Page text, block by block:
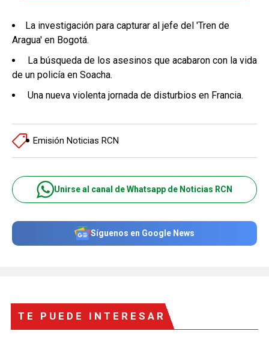
La investigación para capturar al jefe del 'Tren de
Aragua' en Bogotá.
La búsqueda de los asesinos que acabaron con la vida
de un policía en Soacha.
Una nueva violenta jornada de disturbios en Francia.
Emisión Noticias RCN
Unirse al canal de Whatsapp de Noticias RCN
Síguenos en Google News
TE PUEDE INTERESAR